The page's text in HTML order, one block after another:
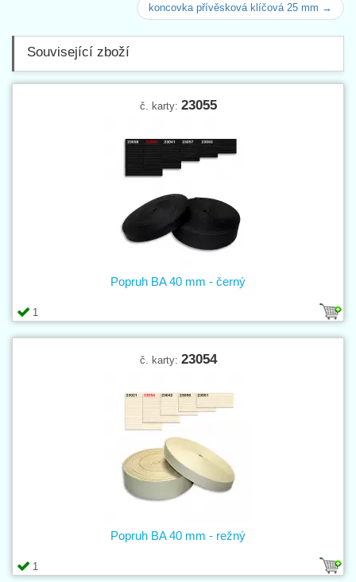
koncovka přívěsková klíčová 25 mm →
Související zboží
č. karty: 23055
1
Popruh BA 40 mm - černý
č. karty: 23054
1
Popruh BA 40 mm - režný